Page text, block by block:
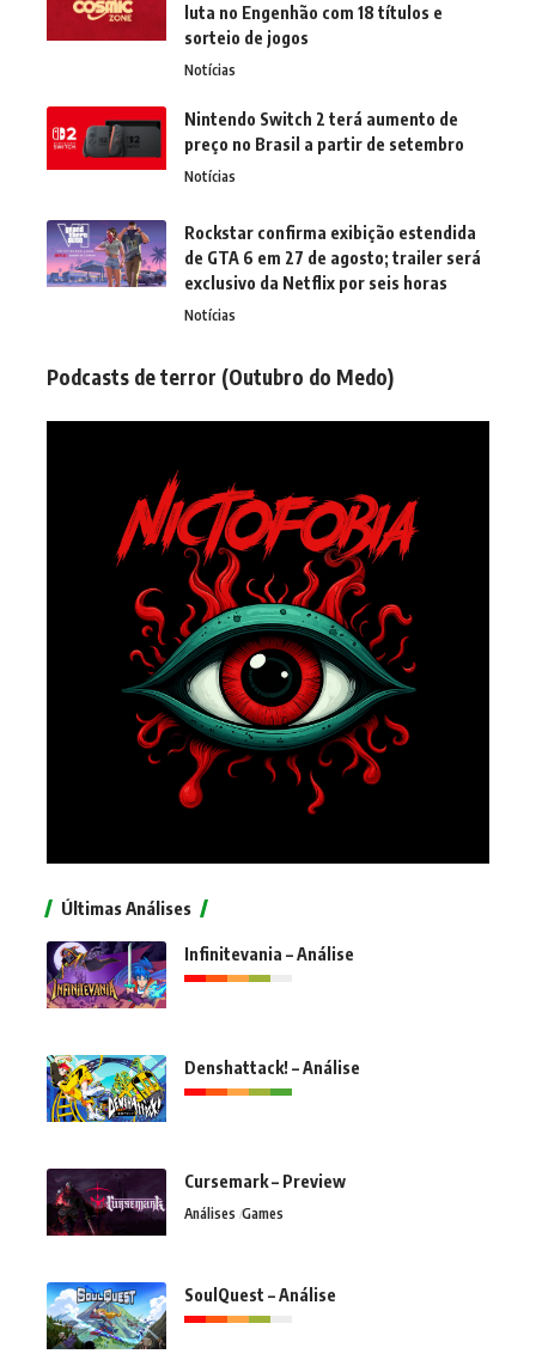
luta no Engenhão com 18 títulos e
sorteio de jogos
Notícias
Nintendo Switch 2 terá aumento de
preço no Brasil a partir de setembro
Notícias
Rockstar confirma exibição estendida
de GTA 6 em 27 de agosto; trailer será
exclusivo da Netflix por seis horas
Notícias
Podcasts de terror (Outubro do Medo)
Últimas Análises
Infinitevania – Análise
Denshattack! – Análise
Cursemark – Preview
Análises Games
SoulQuest – Análise